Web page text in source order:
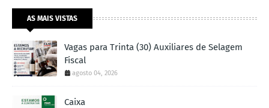
AS MAIS VISTAS
Vagas para Trinta (30) Auxiliares de Selagem
Fiscal
agosto 04, 2026
Caixa